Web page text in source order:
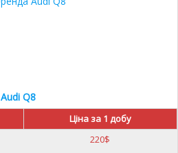
Audi Q8
Ціна за 1 добу
220$